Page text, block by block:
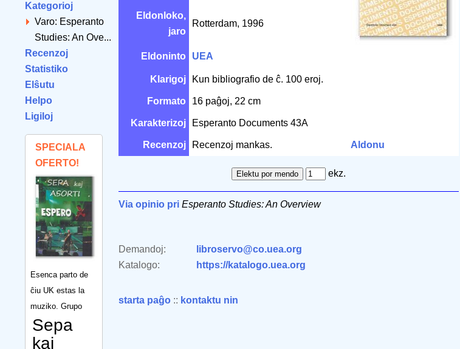
Kategorioj
Varo: Esperanto
Studies: An Ove...
Recenzoj
Statistiko
Elŝutu
Helpo
Ligiloj
SPECIALA
OFERTO!
Esenca parto de
ĉiu UK estas la
muziko. Grupo
Sepa
kaj
Eldonloko,
jaro
Rotterdam, 1996
Eldoninto UEA
Klarigoj Kun bibliografio de ĉ. 100 eroj.
Formato 16 paĝoj, 22 cm
Karakterizoj Esperanto Documents 43A
Recenzoj Recenzoj mankas. Aldonu
ekz.
Via opinio pri Esperanto Studies: An Overview
Demandoj:
libroservo@co.uea.org
Katalogo:
https://katalogo.uea.org
starta paĝo :: kontaktu nin